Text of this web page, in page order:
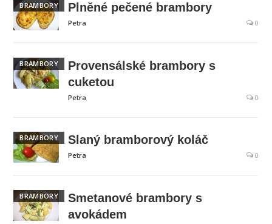
BRAMBORY Plněné pečené brambory
Petra 0
BRAMBORY
Provensálské brambory s
cuketou
Petra 0
BRAMBORY Slaný bramborový koláč
Petra 0
BRAMBORY
Smetanové brambory s
avokádem